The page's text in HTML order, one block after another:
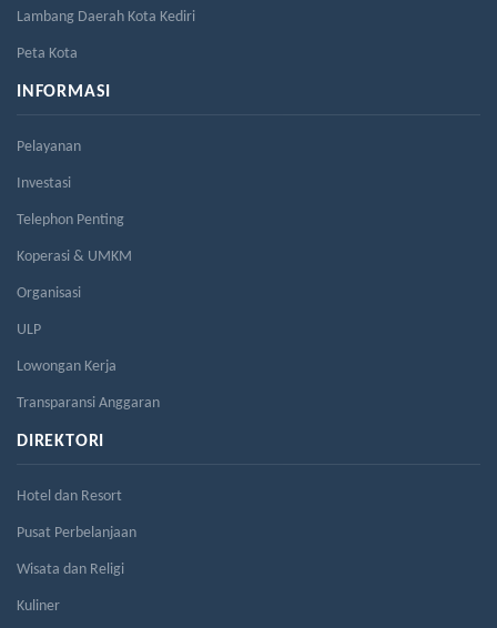
Lambang Daerah Kota Kediri
Peta Kota
INFORMASI
Pelayanan
Investasi
Telephon Penting
Koperasi & UMKM
Organisasi
ULP
Lowongan Kerja
Transparansi Anggaran
DIREKTORI
Hotel dan Resort
Pusat Perbelanjaan
Wisata dan Religi
Kuliner